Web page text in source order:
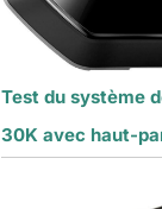
Test du système
30K avec haut-